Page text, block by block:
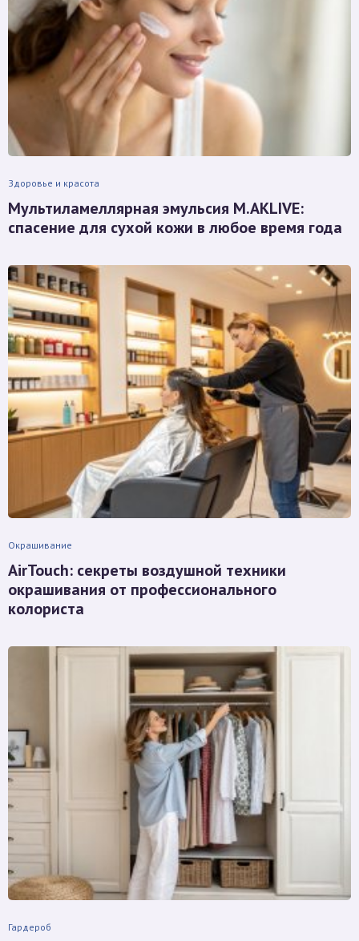
Здоровье и красота
Мультиламеллярная эмульсия M.AKLIVE:
спасение для сухой кожи в любое время года
Окрашивание
AirTouch: секреты воздушной техники
окрашивания от профессионального
колориста
Гардероб